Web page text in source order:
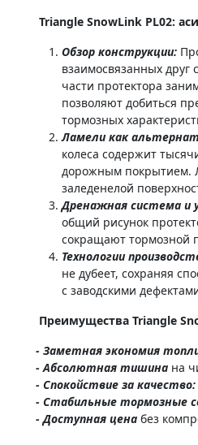
Triangle SnowLink PL02:
Обзор конструкции:
взаимосвязанных друг
части протектора
позволяют добиться
тормозных
Ламели как
колеса содержит
дорожным покрытием.
заледенелой
Дренажная система и
общий рисунок
сокращают тормозной
Технологии
не дубеет, сохраняя
с заводскими
Преимущества Triangle
- Заметная экономия
- Абсолютная тишина на
- Спокойствие за качество:
- Стабильные тормозные
- Доступная цена без